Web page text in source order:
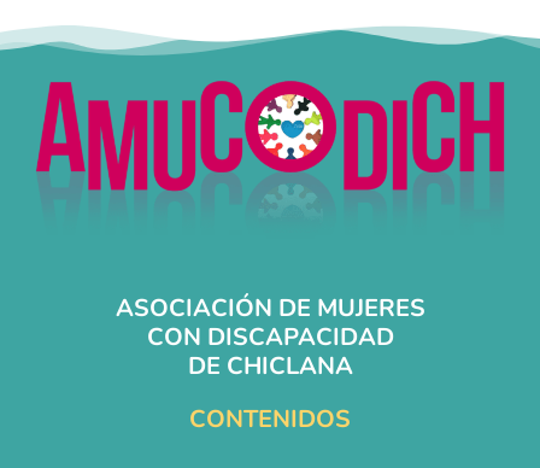
ASOCIACIÓN DE MUJERES
CON DISCAPACIDAD
DE CHICLANA
CONTENIDOS